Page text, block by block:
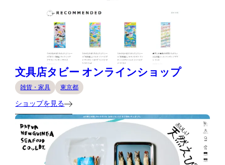
文具店タビー オンラインショップ
雑貨・家具 東京都
ショップを見る